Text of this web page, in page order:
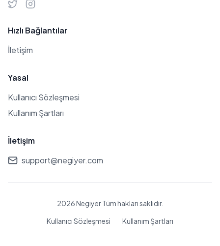
Hızlı Bağlantılar
İletişim
Yasal
Kullanıcı Sözleşmesi
Kullanım Şartları
İletişim
support@negiyer.com
2026 Negiyer Tüm hakları saklıdır.
Kullanıcı Sözleşmesi
Kullanım Şartları